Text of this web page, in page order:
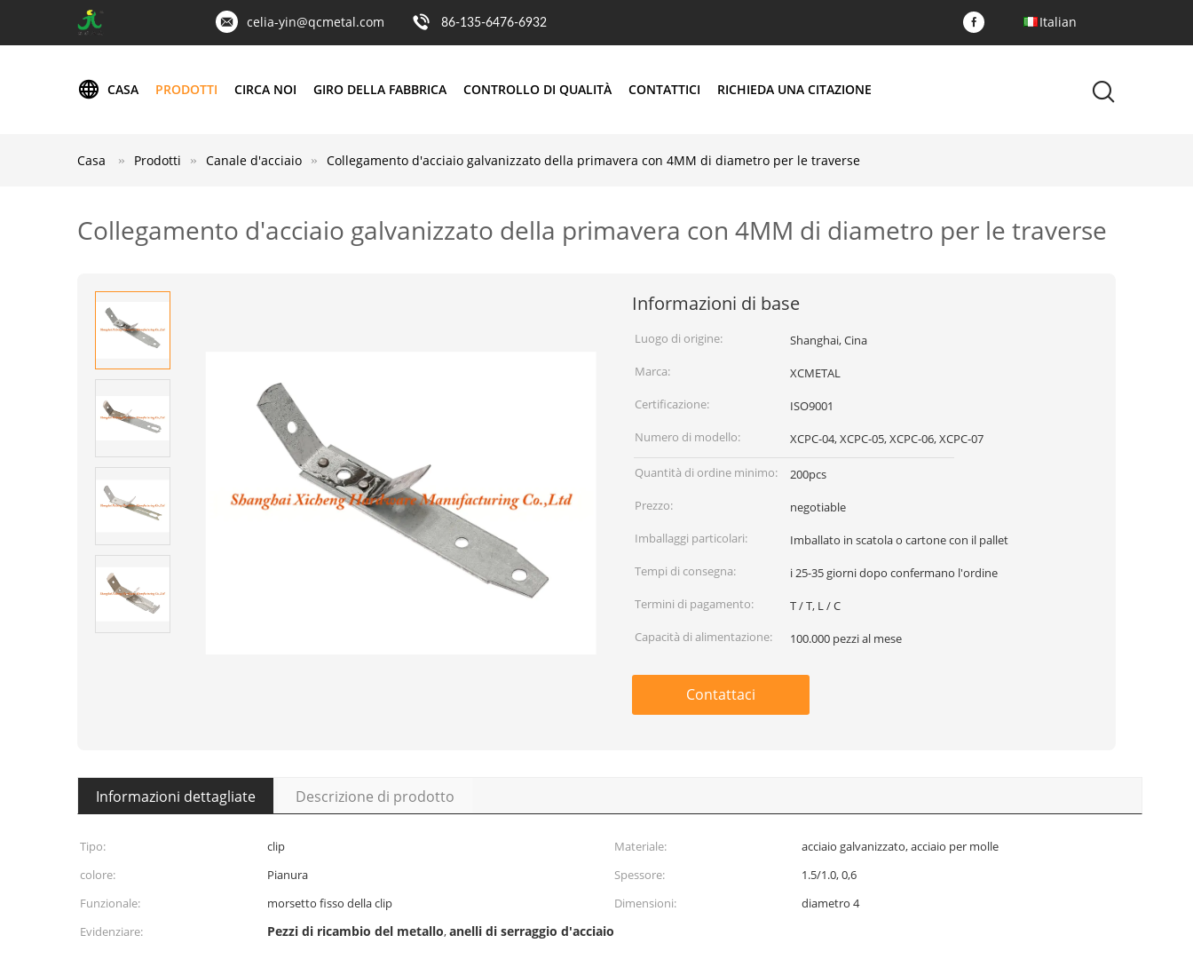
celia-yin@qcmetal.com 86-135-6476-6932 Italian
CASA PRODOTTI CIRCA NOI GIRO DELLA FABBRICA CONTROLLO DI QUALITÀ CONTATTICI RICHIEDA UNA CITAZIONE
Casa Prodotti Canale d'acciaio Collegamento d'acciaio galvanizzato della primavera con 4MM di diametro per le traverse
Collegamento d'acciaio galvanizzato della primavera con 4MM di diametro per le traverse
Informazioni di base
Luogo di origine:
Shanghai, Cina
Marca:
XCMETAL
Certificazione:
ISO9001
Numero di modello:
XCPC-04, XCPC-05, XCPC-06, XCPC-07
Quantità di ordine minimo:
200pcs
Prezzo:
negotiable
Imballaggi particolari:
Imballato in scatola o cartone con il pallet
Tempi di consegna:
i 25-35 giorni dopo confermano l'ordine
Termini di pagamento:
T / T, L / C
Capacità di alimentazione:
100.000 pezzi al mese
Contattaci
Informazioni dettagliate Descrizione di prodotto
Tipo: clip Materiale:
acciaio galvanizzato, acciaio per molle
colore:
Pianura Spessore:
1.5/1.0, 0,6
Funzionale:
morsetto fisso della clip Dimensioni:
diametro 4
Evidenziare:
Pezzi di ricambio del metallo,anelli di serraggio d'acciaio